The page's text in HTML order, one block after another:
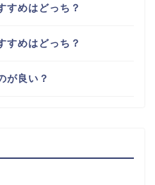
すめはどっち？
すめはどっち？
が良い？